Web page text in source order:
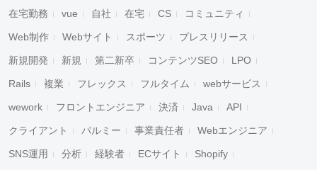
在宅勤務 vue 自社 在宅 CS コミュニティ
Web制作 Webサイト スポーツ プレスリリース
新規開発 新規 第二新卒 コンテンツSEO LPO
Rails 複業 フレックス フルタイム webサービス
wework フロントエンジニア 決済 Java API
クライアント パルミー 事業責任者 Webエンジニア
SNS運用 分析 経験者 ECサイト Shopify